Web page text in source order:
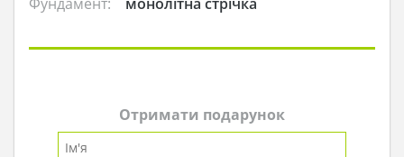
Отримати подарунок